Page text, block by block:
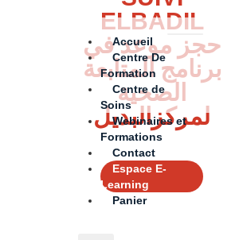
Accueil
Centre De
Formation
Centre de
Soins
Webinaires et
Formations
Contact
Espace E-
Learning
Panier
ELBADIL
حجز موعد في
برنامج المتابعة
الصحية
لمركزالبديل